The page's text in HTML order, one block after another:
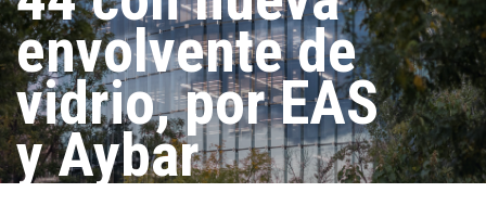
envolvente de
vidrio, por EAS
y Aybar